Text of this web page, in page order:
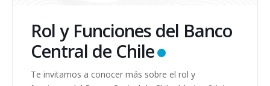
Rol y Funciones del Banco
Central de Chile
Te invitamos a conocer más sobre el rol y